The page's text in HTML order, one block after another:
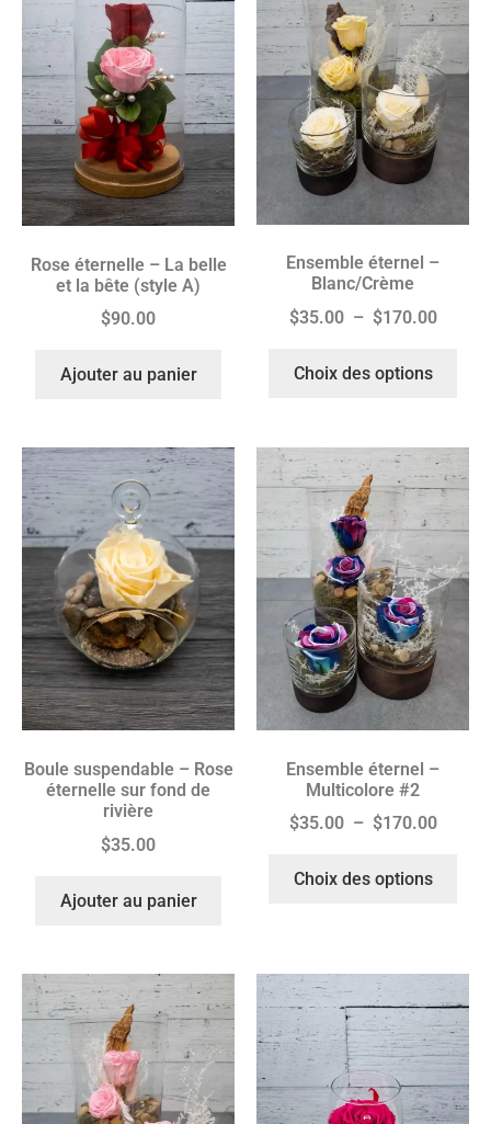
Rose éternelle – La belle
et la bête (style A)
$90.00
Ajouter au panier
Ensemble éternel –
Blanc/Crème
$35.00 – $170.00
Choix des options
Boule suspendable – Rose
éternelle sur fond de
rivière
$35.00
Ajouter au panier
Ensemble éternel –
Multicolore #2
$35.00 – $170.00
Choix des options